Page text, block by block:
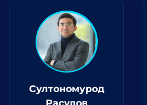
Султономурод